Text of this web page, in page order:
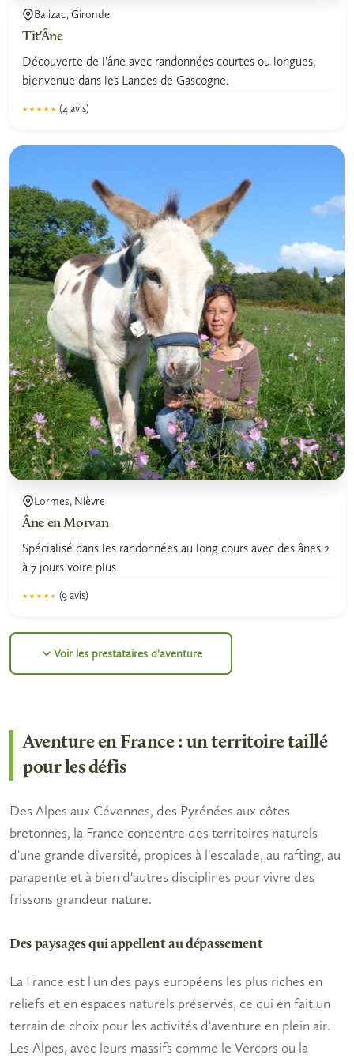
Balizac, Gironde
Tit'Âne
Découverte de l'âne avec randonnées courtes ou longues,
bienvenue dans les Landes de Gascogne.
★★★★★
★★★★★ (4 avis)
Lormes, Nièvre
Âne en Morvan
Spécialisé dans les randonnées au long cours avec des ânes 2
à 7 jours voire plus
★★★★★
★★★★★ (9 avis)
Voir les prestataires d'aventure
Aventure en France : un territoire taillé
pour les défis
Des Alpes aux Cévennes, des Pyrénées aux côtes
bretonnes, la France concentre des territoires naturels
d'une grande diversité, propices à l'escalade, au rafting, au
parapente et à bien d'autres disciplines pour vivre des
frissons grandeur nature.
Des paysages qui appellent au dépassement
La France est l'un des pays européens les plus riches en
reliefs et en espaces naturels préservés, ce qui en fait un
terrain de choix pour les activités d'aventure en plein air.
Les Alpes, avec leurs massifs comme le Vercors ou la